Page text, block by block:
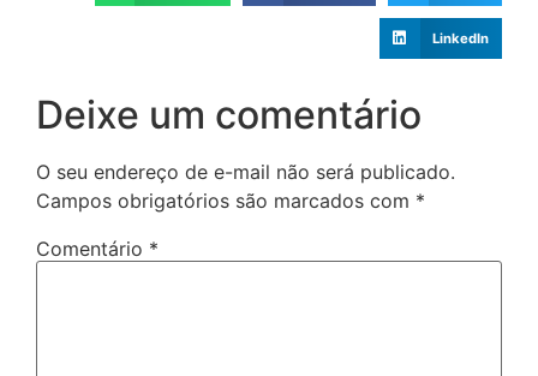
LinkedIn
Deixe um comentário
O seu endereço de e-mail não será publicado.
Campos obrigatórios são marcados com *
Comentário *